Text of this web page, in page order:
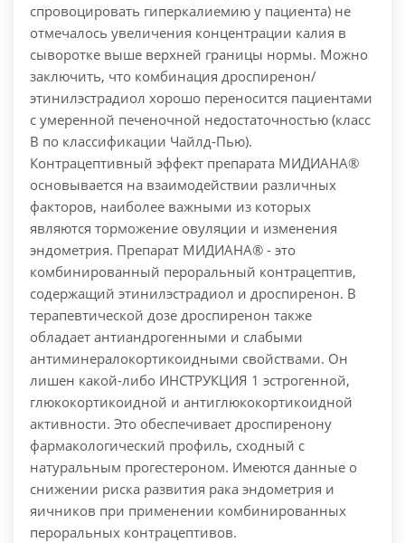
спровоцировать гиперкалиемию у пациента) не
отмечалось увеличения концентрации калия в
сыворотке выше верхней границы нормы. Можно
заключить, что комбинация дроспиренон/
этинилэстрадиол хорошо переносится пациентами
с умеренной печеночной недостаточностью (класс
В по классификации Чайлд-Пью).
Контрацептивный эффект препарата МИДИАНА®
основывается на взаимодействии различных
факторов, наиболее важными из которых
являются торможение овуляции и изменения
эндометрия. Препарат МИДИАНА® - это
комбинированный пероральный контрацептив,
содержащий этинилэстрадиол и дроспиренон. В
терапевтической дозе дроспиренон также
обладает антиандрогенными и слабыми
антиминералокортикоидными свойствами. Он
лишен какой-либо ИНСТРУКЦИЯ 1 эстрогенной,
глюкокортикоидной и антиглюкокортикоидной
активности. Это обеспечивает дроспиренону
фармакологический профиль, сходный с
натуральным прогестероном. Имеются данные о
снижении риска развития рака эндометрия и
яичников при применении комбинированных
пероральных контрацептивов.